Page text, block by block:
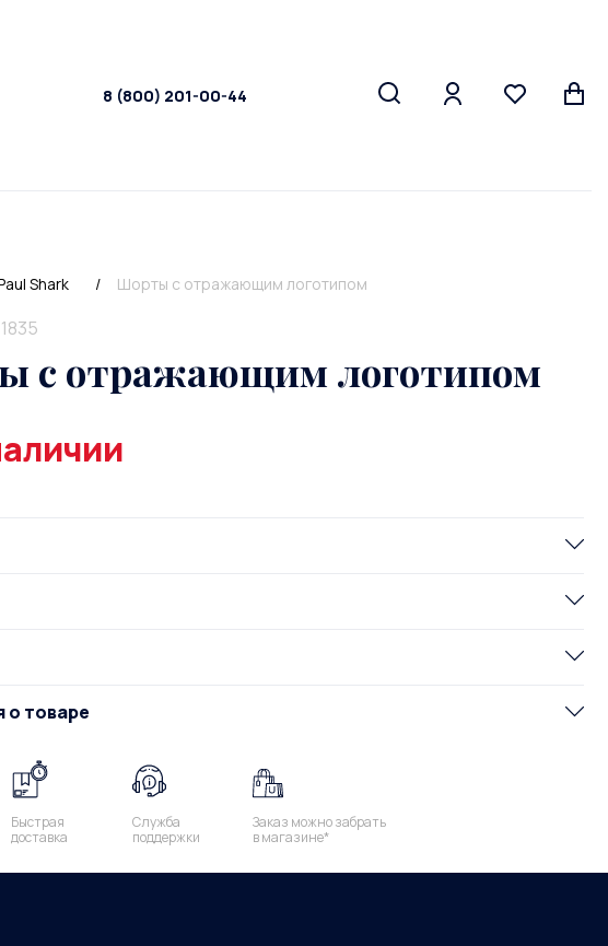
8 (800) 201-00-44
Shark / Шорты с отражающим логотипом
с отражающим логотипом
о товаре
Быстрая
доставка
Служба
поддержки
Заказ можно забрать
в магазине*